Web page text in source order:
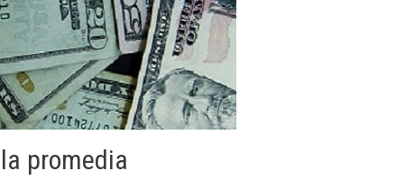
promedia